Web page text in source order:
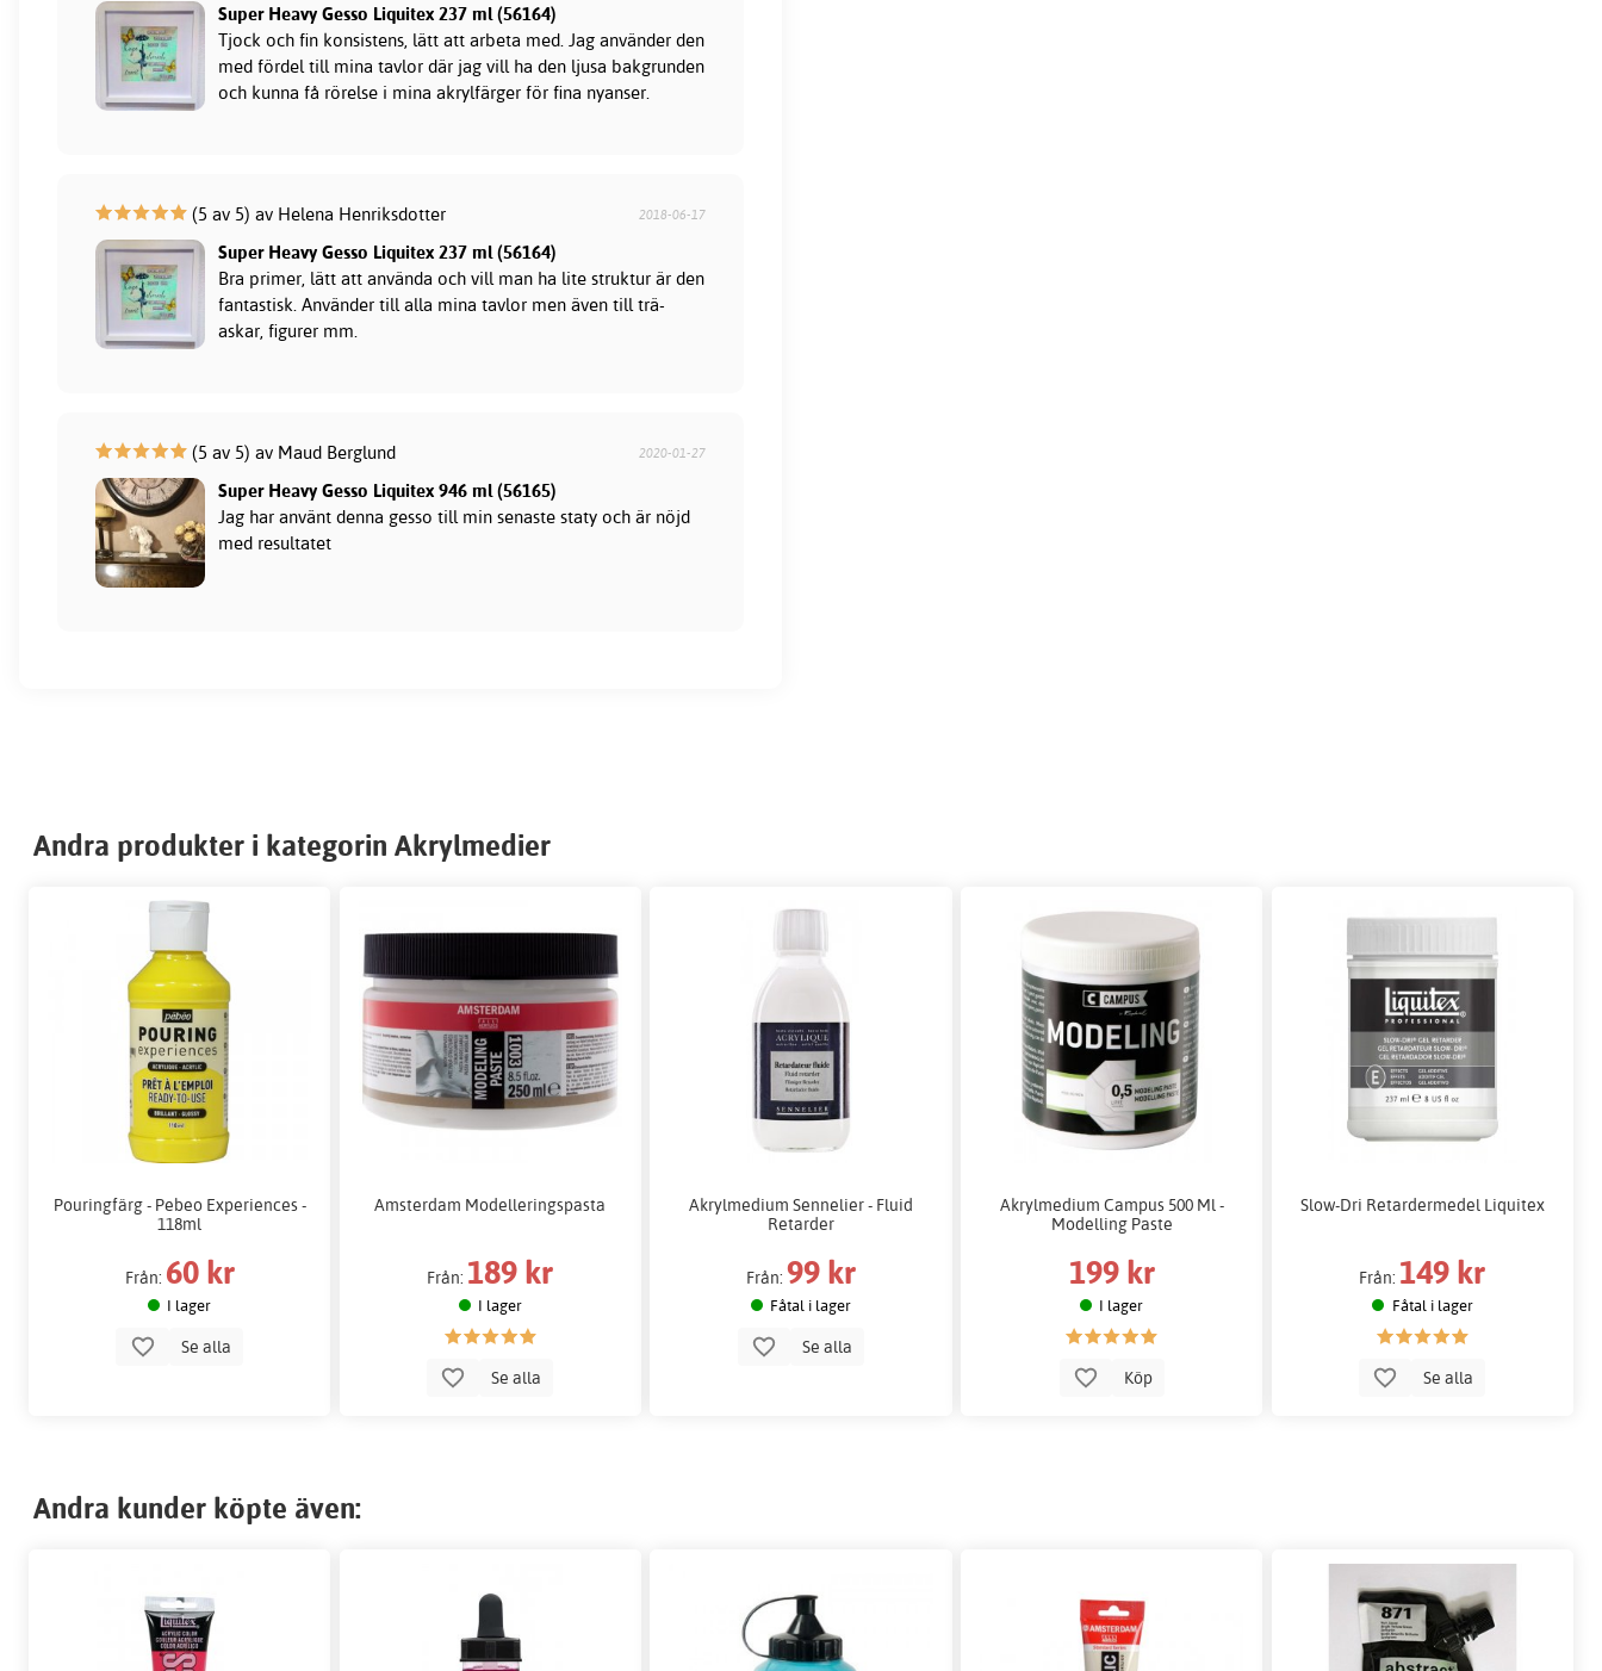
Super Heavy Gesso Liquitex 237 ml (56164)
Tjock och fin konsistens, lätt att arbeta med. Jag använder den
med fördel till mina tavlor där jag vill ha den ljusa bakgrunden
och kunna få rörelse i mina akrylfärger för fina nyanser.
(5 av 5) av Helena Henriksdotter 2018-06-17
Super Heavy Gesso Liquitex 237 ml (56164)
Bra primer, lätt att använda och vill man ha lite struktur är den
fantastisk. Använder till alla mina tavlor men även till trä-
askar, figurer mm.
(5 av 5) av Maud Berglund 2020-01-27
Super Heavy Gesso Liquitex 946 ml (56165)
Jag har använt denna gesso till min senaste staty och är nöjd
med resultatet
Andra produkter i kategorin Akrylmedier
Pouringfärg - Pebeo Experiences -
118ml
Från: 60 kr
I lager
Se alla
Amsterdam Modelleringspasta
Från: 189 kr
I lager
Se alla
Akrylmedium Sennelier - Fluid
Retarder
Från: 99 kr
Fåtal i lager
Se alla
Akrylmedium Campus 500 Ml -
Modelling Paste
199 kr
I lager
Köp
Slow-Dri Retardermedel Liquitex
Från: 149 kr
Fåtal i lager
Se alla
Andra kunder köpte även: